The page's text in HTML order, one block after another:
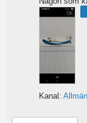
Kanal: